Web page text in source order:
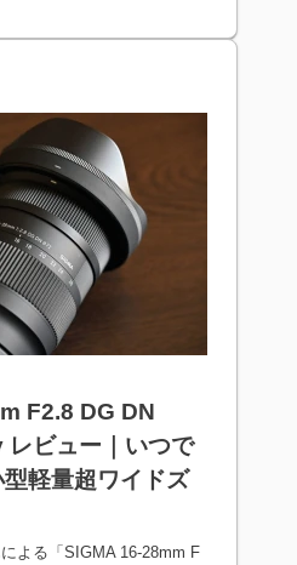
F2.8 DG DN
ビュー｜いつで
軽量超ワイドズ
よる「SIGMA 16-28mm F